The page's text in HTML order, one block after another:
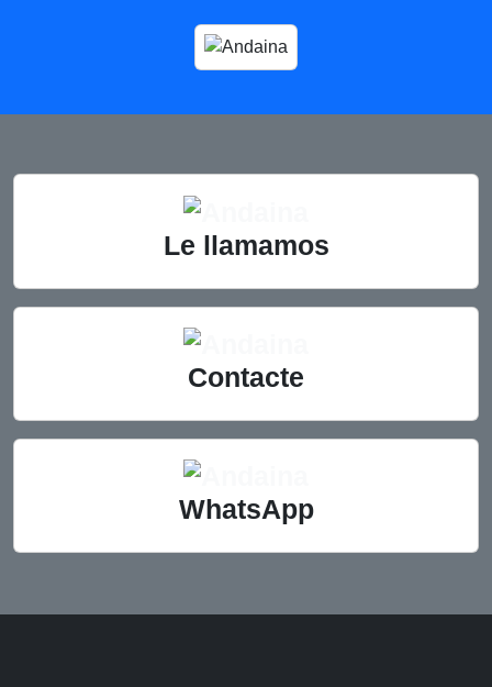
Le llamamos
Contacte
WhatsApp